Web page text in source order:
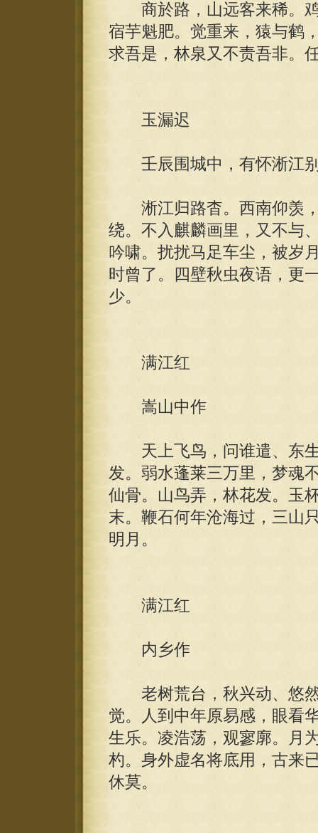
商於路，山远客来稀。鸡
宿芋魁肥。觉重来，猿与鹤
求吾是，林泉又不责吾非。
玉漏迟
壬辰围城中，有怀淅江
淅江归路杳。西南仰羡，
绕。不入麒麟画里，又不与
吟啸。扰扰马足车尘，被岁
时曾了。四壁秋虫夜语，更
少。
满江红
嵩山中作
天上飞鸟，问谁遣、东生
发。弱水蓬莱三万里，梦魂
仙骨。山鸟弄，林花发。玉
末。鞭石何年沧海过，三山
明月。
满江红
内乡作
老树荒台，秋兴动、悠然
觉。人到中年原易感，眼看
生乐。凌浩荡，观寥廓。月
杓。身外虚名将底用，古来
休莫。